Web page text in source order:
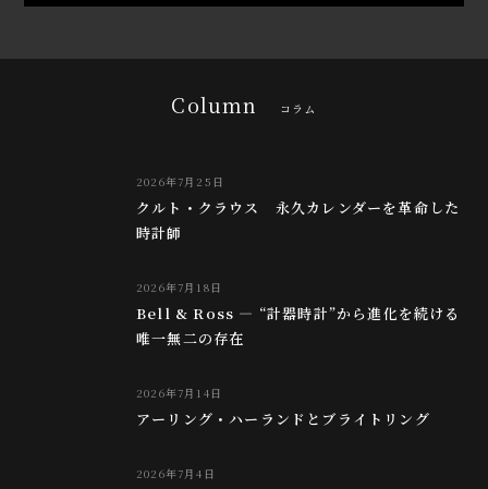
Column コラム
2026年7月25日
クルト・クラウス 永久カレンダーを革命した
時計師
2026年7月18日
Bell & Ross ― “計器時計”から進化を続ける
唯一無二の存在
2026年7月14日
アーリング・ハーランドとブライトリング
2026年7月4日